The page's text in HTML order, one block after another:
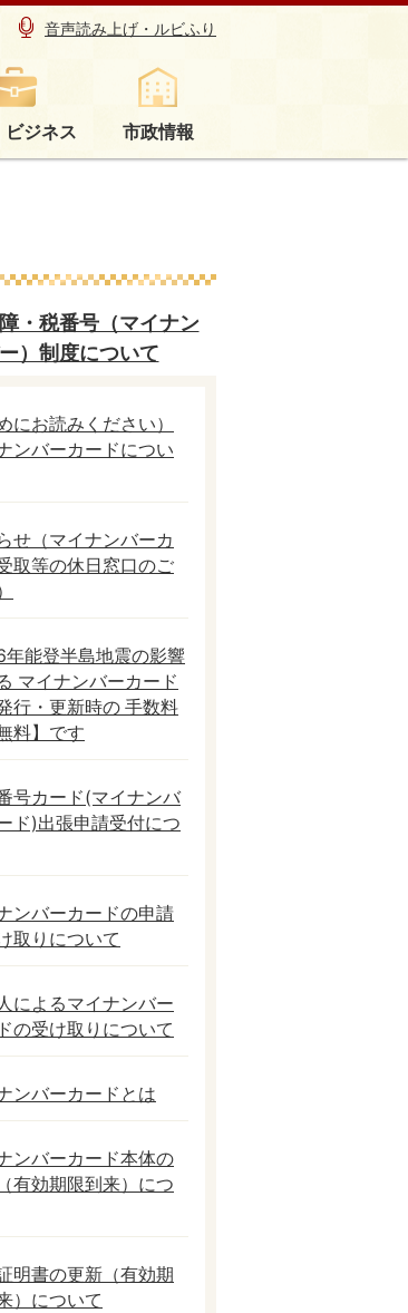
音声読み上げ・ルビふり
ビジネス 市政情報
・税番号（マイナン
）制度について
にお読みください）
ンバーカードについ
せ（マイナンバーカ
取等の休日窓口のご
年能登半島地震の影響
マイナンバーカード
行・更新時の 手数料
料】です
号カード(マイナンバ
ド)出張申請受付につ
ンバーカードの申請
取りについて
によるマイナンバー
の受け取りについて
ンバーカードとは
ンバーカード本体の
有効期限到来）につ
明書の更新（有効期
）について